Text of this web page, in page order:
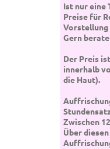
Ist nur eine
Preise für
Gern
Der Preis
innerhalb
die Haut).
Zwischen
Über